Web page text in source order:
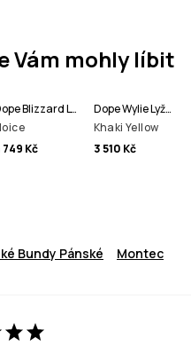
Vám mohly líbit
Dope Blizzard Lyžařská Bunda Men
749 Kč
Dope Wylie Lyžařská Bunda Men
Khaki Yellow
3 510 Kč
Bundy Pánské Montec